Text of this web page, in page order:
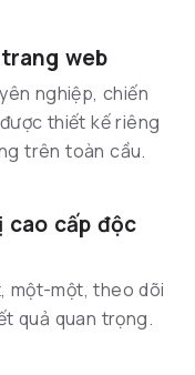
web
nghiệp, chiến
thiết kế riêng
trên toàn cầu.
cao cấp độc
một-một, theo dõi
quả quan trọng.